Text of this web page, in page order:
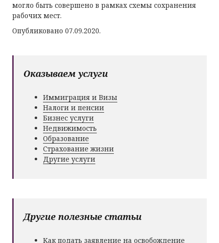
могло быть совершено в рамках схемы сохранения
рабочих мест.
Опубликовано 07.09.2020.
Оказываем услуги
Иммиграция и Визы
Налоги и пенсии
Бизнес услуги
Недвижимость
Образование
Страхование жизни
Другие услуги
Другие полезные статьи
Как подать заявление на освобождение